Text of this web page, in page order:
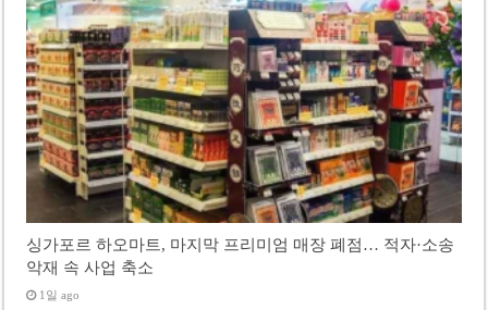
싱가포르 하오마트, 마지막 프리미엄 매장 폐점… 적자·소송
악재 속 사업 축소
1일 ago